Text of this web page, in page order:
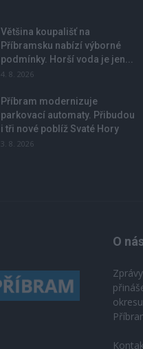
Většina koupališť na
Příbramsku nabízí výborné
podmínky. Horší voda je jen...
4. 8. 2026
Příbram modernizuje
parkovací automaty. Přibudou
i tři nové poblíž Svaté Hory
3. 8. 2026
O